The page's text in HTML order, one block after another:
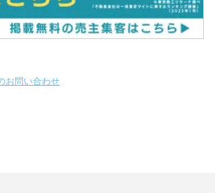
お問い合わせ